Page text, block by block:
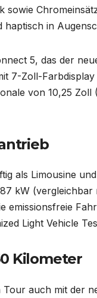
sowie
in
5, das der
7-Zoll-
von 10,25
als Limousine
kW
emissionsfreie
Light Vehicle
Kilometer
auch mit der